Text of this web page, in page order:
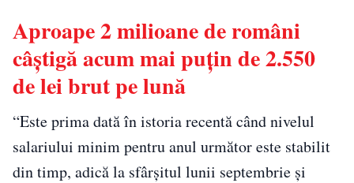
Aproape 2 milioane de români
câştigă acum mai puţin de 2.550
de lei brut pe lună
“Este prima dată în istoria recentă când nivelul
salariului minim pentru anul următor este stabilit
din timp, adică la sfârșitul lunii septembrie și